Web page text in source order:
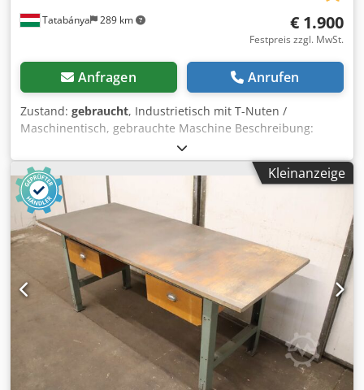
Tatabánya 289 km € 1.900
Festpreis zzgl. MwSt.
Anfragen Anrufen
Zustand: gebraucht, Industrietisch mit T-Nuten /
Maschinentisch, gebrauchte Maschine Beschreibung:
Tisch mit T-Nuten / Maschinentisch Dsdszkaz Tepfx Ai Njck
Typ/Bezeichnung: 7111 Zustand: Gebraucht, robuste
Industrieausführung Gesamtabmessungen: 3000 x 1750 x
355 mm Technische und Betriebsparameter: Arbeitsfläche
des Tisches: 3000 x 1750 mm Abmessungen der T-Nuten:
60 x 60 mm Durchmesser der Ausrichtungbohrung für
Profile: 85 mm
Kleinanzeige